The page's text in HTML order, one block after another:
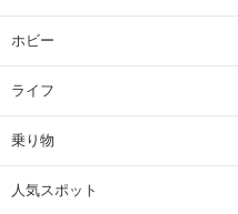
ホビー
ライフ
乗り物
人気スポット